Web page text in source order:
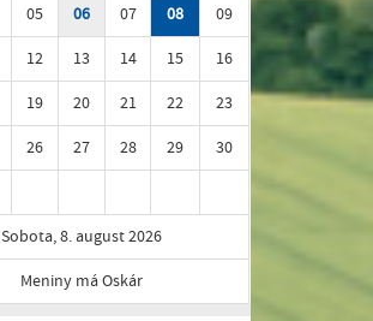
05 06 07 08
09
12 13 14 15
16
19 20 21 22
23
26 27 28 29
30
Sobota, 8. august 2026
Meniny má Oskár